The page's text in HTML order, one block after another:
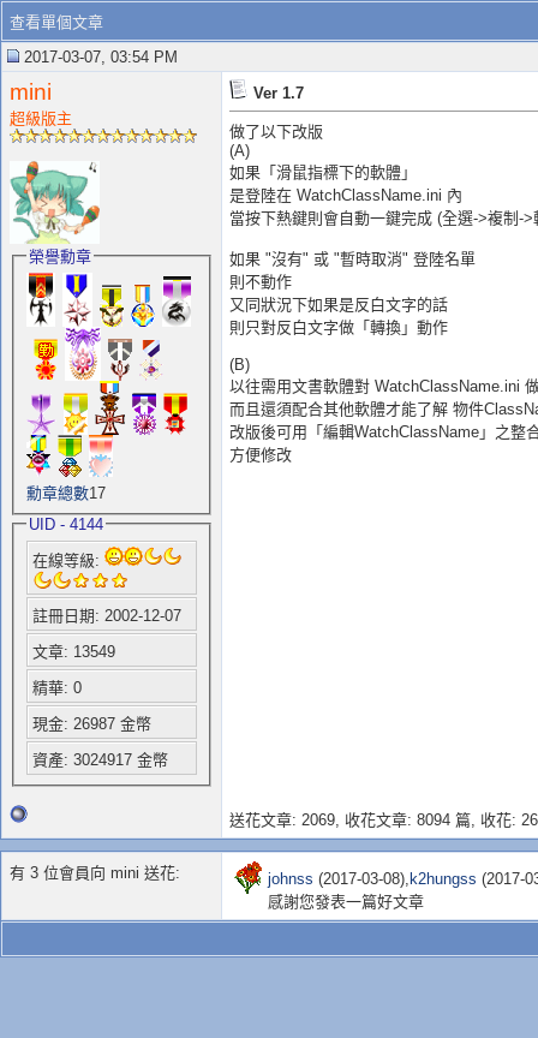
查看單個文章
2017-03-07, 03:54 PM
mini
超級版主
榮譽勳章
勳章總數17
UID - 4144
在線等級:
註冊日期: 2002-12-07
文章: 13549
精華: 0
現金: 26987 金幣
資產: 3024917 金幣
Ver 1.7
做了以下改版
(A)
如果「滑鼠指標下的軟體」
是登陸在 WatchClassName.ini 內
當按下熱鍵則會自動一鍵完成 (全選->複制-
如果 "沒有" 或 "暫時取消" 登陸名單
則不動作
又同狀況下如果是反白文字的話
則只對反白文字做「轉換」動作
(B)
以往需用文書軟體對 WatchClassName.ini
而且還須配合其他軟體才能了解 物件
改版後可用「編輯WatchClassName」之整
方便修改
送花文章: 2069, 收花文章: 8094 篇, 收花:
有 3 位會員向 mini 送花: johnss (2017-03-08), k2hungss (2017-
感謝您發表一篇好文章